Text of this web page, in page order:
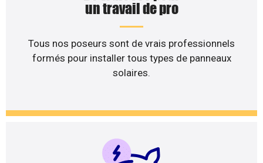
un travail de pro
Tous nos poseurs sont de vrais professionnels
formés pour installer tous types de panneaux
solaires.